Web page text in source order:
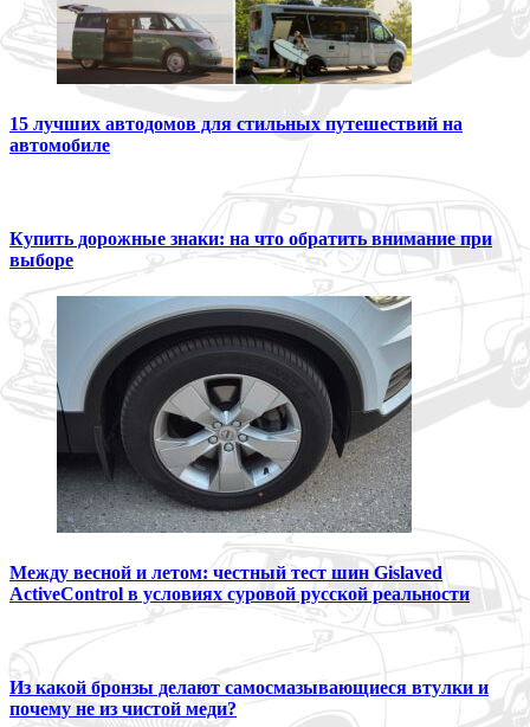
15 лучших автодомов для стильных путешествий на
автомобиле
Купить дорожные знаки: на что обратить внимание при
выборе
Между весной и летом: честный тест шин Gislaved
ActiveControl в условиях суровой русской реальности
Из какой бронзы делают самосмазывающиеся втулки и
почему не из чистой меди?